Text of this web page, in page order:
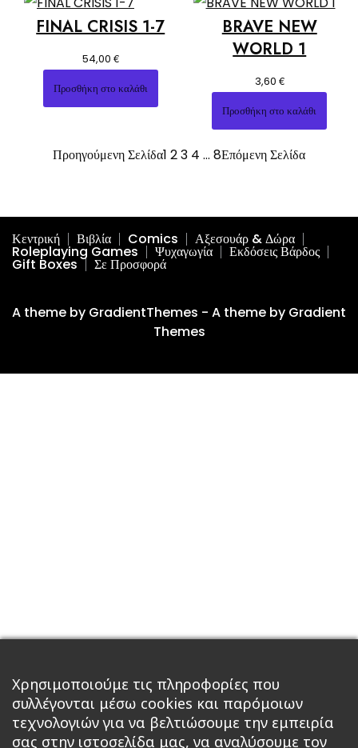
FINAL CRISIS 1-7
54,00 €
Προσθήκη στο καλάθι
BRAVE NEW
WORLD 1
3,60 €
Προσθήκη στο καλάθι
Προηγούμενη Σελίδα1 23 4 … 8Επόμενη Σελίδα
Κεντρική Βιβλία Comics Αξεσουάρ & Δώρα
Roleplaying Games Ψυχαγωγία Εκδόσεις Βάρδος
Gift Boxes Σε Προσφορά
A theme by GradientThemes - A theme by Gradient
Themes
Χρησιμοποιούμε τις πληροφορίες που
συλλέγονται μέσω cookies και παρόμοιων
τεχνολογιών για να βελτιώσουμε την εμπειρία
σας στην ιστοσελίδα μας, να αναλύσουμε τον